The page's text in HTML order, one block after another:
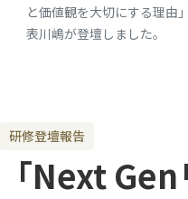
と価値観を大切にする理由
表川嶋が登壇しました。
研修登壇報告
「Next